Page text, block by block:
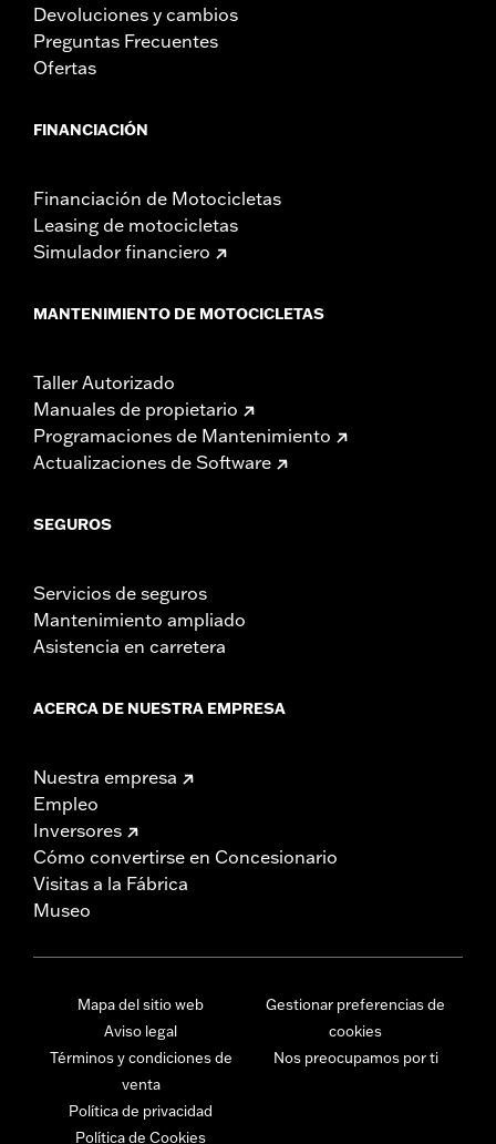
Devoluciones y cambios
Preguntas Frecuentes
Ofertas
FINANCIACIÓN
Financiación de Motocicletas
Leasing de motocicletas
Simulador financiero
MANTENIMIENTO DE MOTOCICLETAS
Taller Autorizado
Manuales de propietario
Programaciones de Mantenimiento
Actualizaciones de Software
SEGUROS
Servicios de seguros
Mantenimiento ampliado
Asistencia en carretera
ACERCA DE NUESTRA EMPRESA
Nuestra empresa
Empleo
Inversores
Cómo convertirse en Concesionario
Visitas a la Fábrica
Museo
Mapa del sitio web
Aviso legal
Términos y condiciones de
venta
Política de privacidad
Política de Cookies
Gestionar preferencias de
cookies
Nos preocupamos por ti